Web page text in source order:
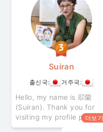
Ireland. ・Teaching Exper
Suiran
출신국: 거주국:
Hello, my name is 翆蘭
(Suiran). Thank you for
visiting my profile page. I
can teach Japanese
더보기